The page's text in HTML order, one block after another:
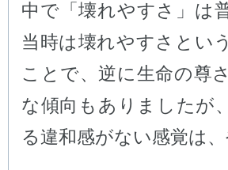
中で「壊れやすさ」は
当時は壊れやすさとい
ことで、逆に生命の尊
な傾向もありましたが
る違和感がない感覚は